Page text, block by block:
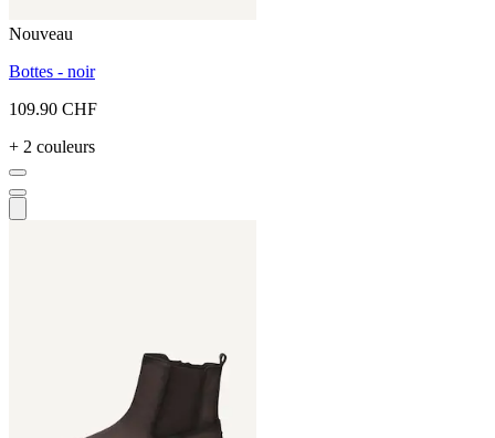
Nouveau
Bottes - noir
109.90 CHF
+ 2 couleurs